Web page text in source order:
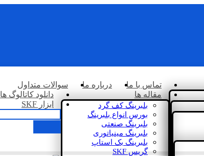
تماس با ما درباره ما
سوالات متداول
مقاله ها
بلبرینگ کف گرد
بورس انواع بلبرینگ
بلبرینگ صنعتی
بلبرینگ مینیاتوری
بلبرینگ بک استاپ
گریس SKF
دانلود کاتالوگ ها
ابزار SKF